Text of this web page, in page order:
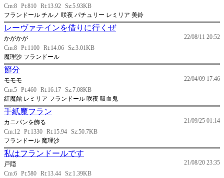
Cm:8 Pt:810 Rt:13.92 Sz:5.93KB
フランドール チルノ 咲夜 パチュリー レミリア 美鈴
レーヴァテインを借りに行くぜ
22/08/11 20:52
かがかが
Cm:8 Pt:1100 Rt:14.06 Sz:3.01KB
魔理沙 フランドール
節分
22/04/09 17:46
モモモ
Cm:5 Pt:460 Rt:16.17 Sz:7.08KB
紅魔館 レミリア フランドール 咲夜 吸血鬼
手紙魔フラン
21/09/25 01:14
カニパンを飾る
Cm:12 Pt:1330 Rt:15.94 Sz:50.7KB
フランドール 魔理沙
私はフランドールです
21/08/20 23:35
戸隠
Cm:6 Pt:580 Rt:13.44 Sz:1.39KB